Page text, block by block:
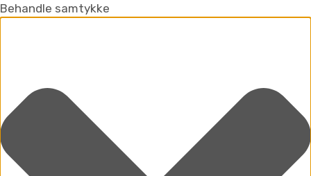
Behandle samtykke